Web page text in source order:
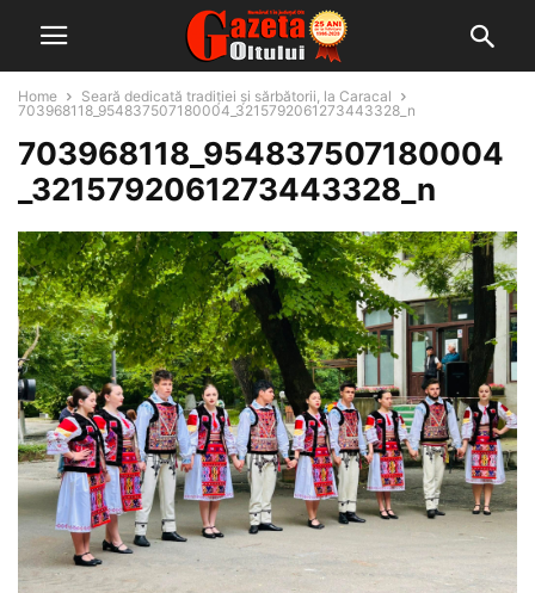
Home
Seară dedicată tradiției și sărbătorii, la Caracal
703968118_954837507180004_3215792061273443328_n
703968118_954837507180004
_3215792061273443328_n